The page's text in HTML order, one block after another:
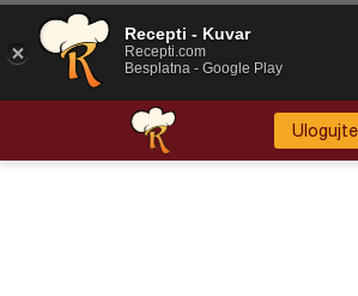
Recepti - Kuvar
Recepti.com
Besplatna - Google Play